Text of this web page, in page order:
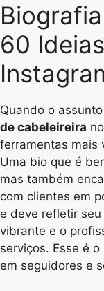
60
Quando o
de cabeleireira
ferramentas mais
Uma bio que é
mas também
com clientes em
e deve refletir
vibrante e o
serviços. Esse é
em seguidores e